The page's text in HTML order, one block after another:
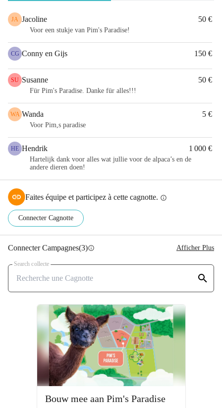
JA Jacoline 50 €
Voor een stukje van Pim's Paradise!
CG Conny en Gijs 150 €
SU Susanne 50 €
Für Pim's Paradise. Danke für alles!!!
WA Wanda 5 €
Voor Pim,s paradise
HE Hendrik 1 000 €
Hartelijk dank voor alles wat jullie voor de alpaca’s en de
andere dieren doen!
Faites équipe et participez à cette cagnotte. info
Connecter Cagnotte
Connecter Campagnes(3)info Afficher Plus
Search collecte
Bouw mee aan Pim's Paradise